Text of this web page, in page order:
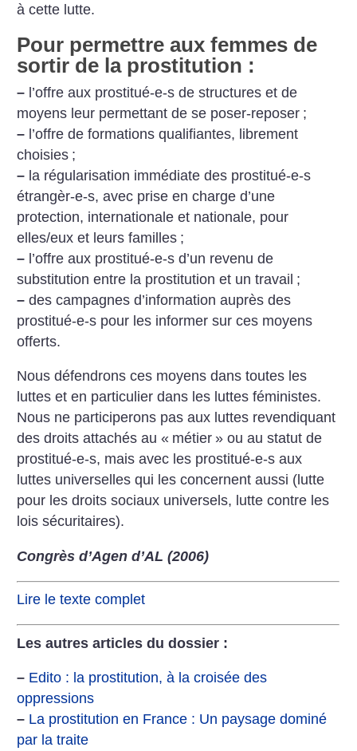
à cette lutte.
Pour permettre aux femmes de
sortir de la prostitution :
– l’offre aux prostitué-e-s de structures et de
moyens leur permettant de se poser-reposer ;
– l’offre de formations qualifiantes, librement
choisies ;
– la régularisation immédiate des prostitué-e-s
étrangèr-e-s, avec prise en charge d’une
protection, internationale et nationale, pour
elles/eux et leurs familles ;
– l’offre aux prostitué-e-s d’un revenu de
substitution entre la prostitution et un travail ;
– des campagnes d’information auprès des
prostitué-e-s pour les informer sur ces moyens
offerts.
Nous défendrons ces moyens dans toutes les
luttes et en particulier dans les luttes féministes.
Nous ne participerons pas aux luttes revendiquant
des droits attachés au « métier » ou au statut de
prostitué-e-s, mais avec les prostitué-e-s aux
luttes universelles qui les concernent aussi (lutte
pour les droits sociaux universels, lutte contre les
lois sécuritaires).
Congrès d’Agen d’AL (2006)
Lire le texte complet
Les autres articles du dossier :
– Edito : la prostitution, à la croisée des
oppressions
– La prostitution en France : Un paysage dominé
par la traite